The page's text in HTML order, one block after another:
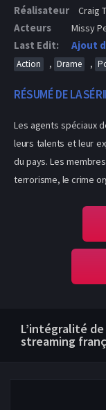
Réalisateur Craig
Acteurs Missy
Last Edit: Ajout
Action , Drame ,
RÉSUMÉ DE LA
Les agents spéciaux
leurs talents et leur
du pays. Les
terrorisme, le crime
L’intégralité
streaming